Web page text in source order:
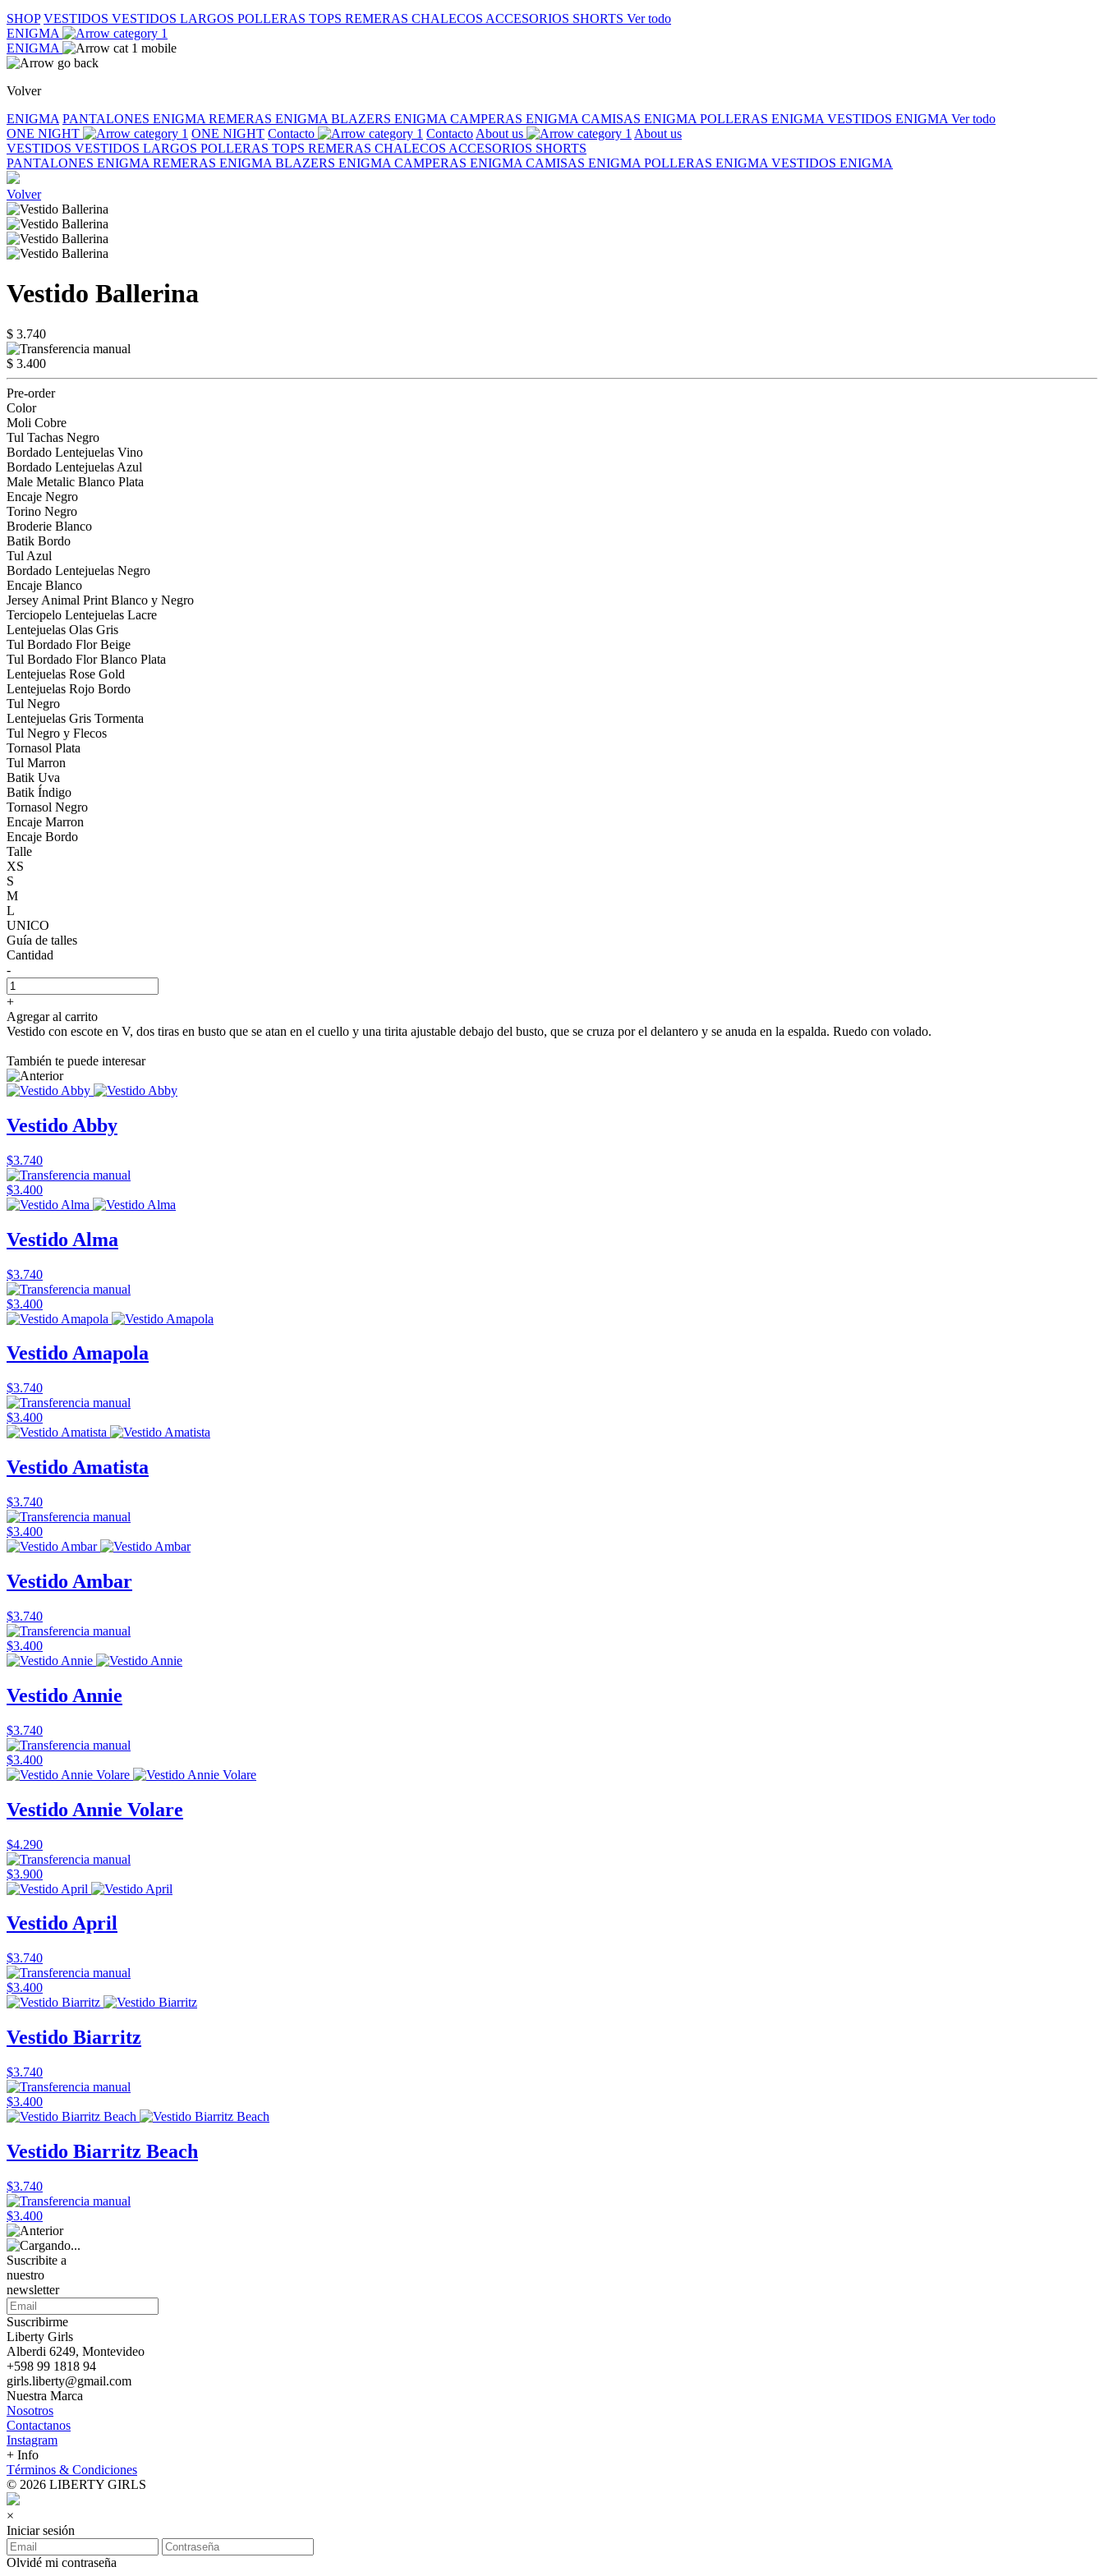
SHOP VESTIDOS VESTIDOS LARGOS POLLERAS TOPS REMERAS CHALECOS ACCESORIOS SHORTS Ver todo
ENIGMA
ENIGMA
Volver
ENIGMA PANTALONES ENIGMA REMERAS ENIGMA BLAZERS ENIGMA CAMPERAS ENIGMA CAMISAS ENIGMA POLLERAS ENIGMA VESTIDOS ENIGMA Ver todo
ONE NIGHT
ONE NIGHT Contacto Contacto About us
About us
VESTIDOS VESTIDOS LARGOS POLLERAS TOPS REMERAS CHALECOS ACCESORIOS SHORTS
PANTALONES ENIGMA REMERAS ENIGMA BLAZERS ENIGMA CAMPERAS ENIGMA CAMISAS ENIGMA POLLERAS ENIGMA VESTIDOS ENIGMA
Volver
Vestido Ballerina
$ 3.740
$ 3.400
Pre-order
Color
Moli Cobre
Tul Tachas Negro
Bordado Lentejuelas Vino
Bordado Lentejuelas Azul
Male Metalic Blanco Plata
Encaje Negro
Torino Negro
Broderie Blanco
Batik Bordo
Tul Azul
Bordado Lentejuelas Negro
Encaje Blanco
Jersey Animal Print Blanco y Negro
Terciopelo Lentejuelas Lacre
Lentejuelas Olas Gris
Tul Bordado Flor Beige
Tul Bordado Flor Blanco Plata
Lentejuelas Rose Gold
Lentejuelas Rojo Bordo
Tul Negro
Lentejuelas Gris Tormenta
Tul Negro y Flecos
Tornasol Plata
Tul Marron
Batik Uva
Batik Índigo
Tornasol Negro
Encaje Marron
Encaje Bordo
Talle
XS
S
M
L
UNICO
Guía de talles
Cantidad
-
+
Agregar al carrito
Vestido con escote en V, dos tiras en busto que se atan en el cuello y una tirita ajustable debajo del busto, que se cruza por el delantero y se anuda en la espalda. Ruedo con volado.
También te puede interesar
Vestido Abby
$3.740
$3.400
Vestido Alma
$3.740
$3.400
Vestido Amapola
$3.740
$3.400
Vestido Amatista
$3.740
$3.400
Vestido Ambar
$3.740
$3.400
Vestido Annie
$3.740
$3.400
Vestido Annie Volare
$4.290
$3.900
Vestido April
$3.740
$3.400
Vestido Biarritz
$3.740
$3.400
Vestido Biarritz Beach
$3.740
$3.400
Suscribite a
nuestro
newsletter
Suscribirme
Liberty Girls
Alberdi 6249, Montevideo
+598 99 1818 94
girls.liberty@gmail.com
Nuestra Marca
Nosotros
Contactanos
Instagram
+ Info
Términos & Condiciones
© 2026 LIBERTY GIRLS
×
Iniciar sesión
Olvidé mi contraseña